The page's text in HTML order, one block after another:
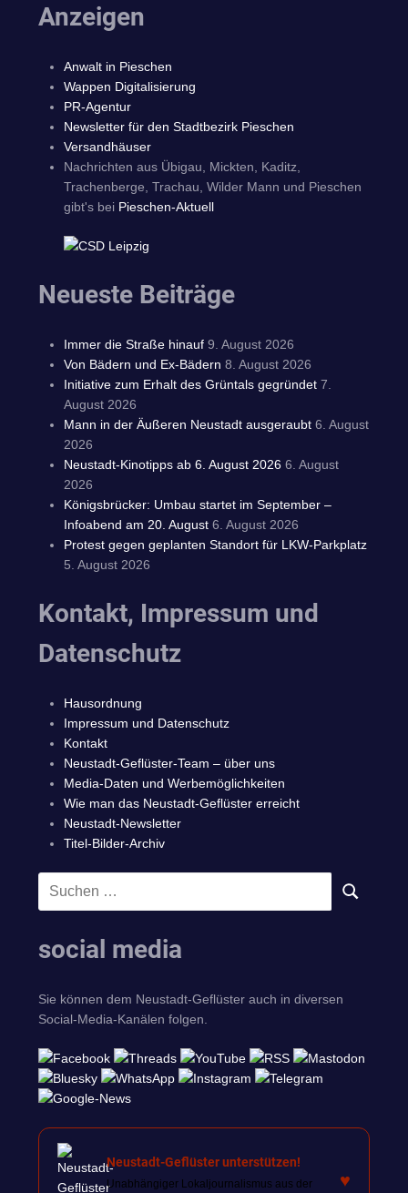
Anzeigen
Anwalt in Pieschen
Wappen Digitalisierung
PR-Agentur
Newsletter für den Stadtbezirk Pieschen
Versandhäuser
Nachrichten aus Übigau, Mickten, Kaditz,
Trachenberge, Trachau, Wilder Mann und Pieschen
gibt's bei Pieschen-Aktuell
Neueste Beiträge
Immer die Straße hinauf 9. August 2026
Von Bädern und Ex-Bädern 8. August 2026
Initiative zum Erhalt des Grüntals gegründet 7.
August 2026
Mann in der Äußeren Neustadt ausgeraubt 6. August
2026
Neustadt-Kinotipps ab 6. August 2026 6. August
2026
Königsbrücker: Umbau startet im September –
Infoabend am 20. August 6. August 2026
Protest gegen geplanten Standort für LKW-Parkplatz
5. August 2026
Kontakt, Impressum und
Datenschutz
Hausordnung
Impressum und Datenschutz
Kontakt
Neustadt-Geflüster-Team – über uns
Media-Daten und Werbemöglichkeiten
Wie man das Neustadt-Geflüster erreicht
Neustadt-Newsletter
Titel-Bilder-Archiv
Suchen
SUCHEN
social media
Sie können dem Neustadt-Geflüster auch in diversen
Social-Media-Kanälen folgen.
Neustadt-Geflüster unterstützen!
Unabhängiger Lokaljournalismus aus der ♥